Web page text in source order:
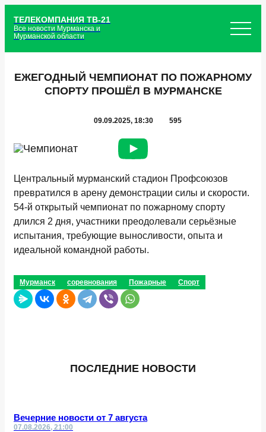
ТЕЛЕКОМПАНИЯ ТВ-21
Все новости Мурманска и
Мурманской области
ЕЖЕГОДНЫЙ ЧЕМПИОНАТ ПО ПОЖАРНОМУ
СПОРТУ ПРОШЁЛ В МУРМАНСКЕ
09.09.2025, 18:30 595
Центральный мурманский стадион Профсоюзов
превратился в арену демонстрации силы и скорости.
54-й открытый чемпионат по пожарному спорту
длился 2 дня, участники преодолевали серьёзные
испытания, требующие выносливости, опыта и
идеальной командной работы.
Мурманск соревнования Пожарные Спорт
ПОСЛЕДНИЕ НОВОСТИ
Вечерние новости от 7 августа
07.08.2026, 21:00